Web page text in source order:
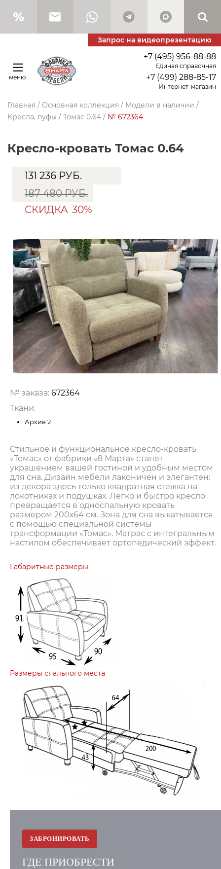
Запрос на видеопрезентацию
меню
+7 (495) 956-88-88
Единая справочная
+7 (499) 288-85-17
Интернет-магазин
Главная / Основная коллекция / Модели в наличии /
Кресла, пуфы / Томас 0.64 / № 672364
Кресло-кровать Томас 0.64
131 236 РУБ.
187 480 РУБ.
СКИДКА 30%
№ заказа: 672364
Ткани:
Архив 2
Стильное и функциональное кресло-кровать
«Томас» от фабрики «8 Марта» станет
украшением вашей гостиной и удобным местом
для сна. Дизайн мебели лаконичен и элегантен:
из декора здесь только квадратная стежка на
локотниках и подушках. Легко и быстро кресло
превращается в односпальную кровать
размером 200х64 см. Зона для сна выкатывается
с помощью специальной системы
трансформации «Томас». Матрас с интегральным
настилом обеспечивает ортопедический эффект.
Габаритные размеры
Размеры спального места
ЗАБРОНИРОВАТЬ
ГДЕ ПРИОБРЕСТИ